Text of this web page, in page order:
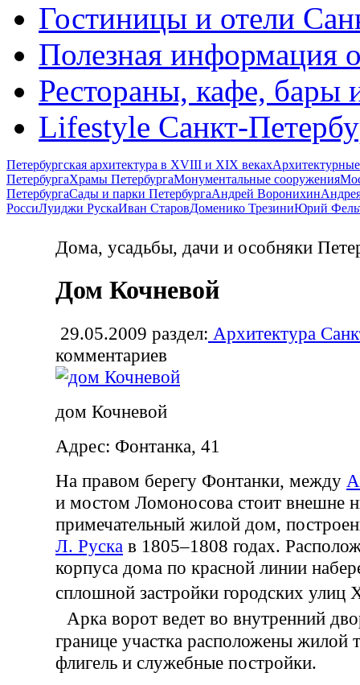
Гостиницы и отели
Полезная информация
Рестораны, кафе, бары
Lifestyle Санкт-
Петербургская архитектура в XVIII и XIX веках
ПетербургаХрамы ПетербургаМонументальные сооружения
ПетербургаСады и парки ПетербургаАндрей Воронихин
РоссиЛуиджи РускаИван СтаровДоменико ТрезиниЮрий
Дома, усадьбы, дачи и особняки
Дом Кочневой
29.05.2009 раздел: Архитектура
комментариев
дом Кочневой
Адрес: Фонтанка, 41
На правом берегу Фонтанки, между
и мостом Ломоносова стоит внешне
примечательный жилой дом,
Л. Руска в 1805–1808 годах.
корпуса дома по красной линии
сплошной застройки городских
Арка ворот ведет во внутренний
границе участка расположены жилой
флигель и служебные постройки.